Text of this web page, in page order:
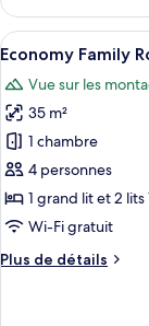
Land
View
le
type
de
Superior
Room
with
Land
View
Afficher
toutes
les
photos
pour
ce
type
de
chambre :
Economy
4
Economy Family
Vue sur les
35 m²
1 chambre
4 personnes
1 grand lit et 2 lits
Wi-Fi gratuit
Plus de détails
Plus